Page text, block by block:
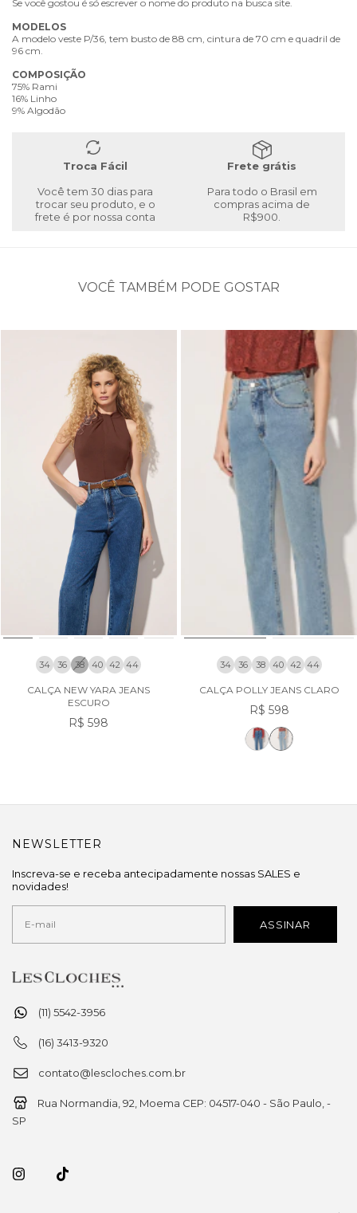
Se você gostou é só escrever o nome do produto na busca site.
MODELOS
A modelo veste P/36, tem busto de 88 cm, cintura de 70 cm e quadril de
96 cm.
COMPOSIÇÃO
75% Rami
16% Linho
9% Algodão
Troca Fácil
Você tem 30 dias para
trocar seu produto, e o
frete é por nossa conta
Frete grátis
Para todo o Brasil em
compras acima de
R$900.
VOCÊ TAMBÉM PODE GOSTAR
34 36 38 40 42 44
CALÇA NEW YARA JEANS
ESCURO
R$ 598
34 36 38 40 42 44
CALÇA POLLY JEANS CLARO
R$ 598
(11) 5542-3956
(16) 3413-9320
contato@lescloches.com.br
Rua Normandia, 92, Moema CEP: 04517-040 - São Paulo, -
SP
NEWSLETTER
Inscreva-se e receba antecipadamente nossas SALES e
novidades!